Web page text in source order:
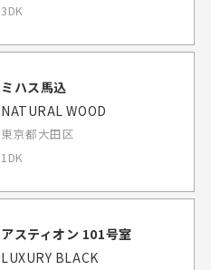
3DK
ミハス馬込
NATURAL WOOD
東京都大田区
1DK
アスティオン 101号室
LUXURY BLACK